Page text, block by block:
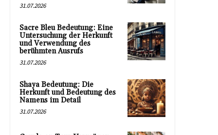
31.07.2026
Sacre Bleu Bedeutung: Eine
Untersuchung der Herkunft
und Verwendung des
berühmten Ausrufs
31.07.2026
Shaya Bedeutung: Die
Herkunft und Bedeutung des
Namens im Detail
31.07.2026